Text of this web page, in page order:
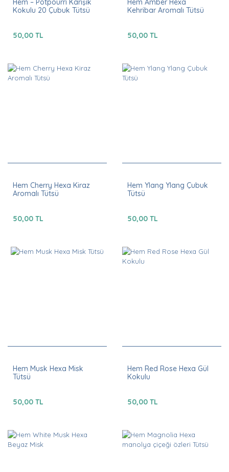
Hem – Potpourri Karışık
Kokulu 20 Çubuk Tütsü
50,00 TL
Hem Amber Hexa
Kehribar Aromalı Tütsü
50,00 TL
Hem Cherry Hexa Kiraz
Aromalı Tütsü
50,00 TL
Hem Ylang Ylang Çubuk
Tütsü
50,00 TL
Hem Musk Hexa Misk
Tütsü
50,00 TL
Hem Red Rose Hexa Gül
Kokulu
50,00 TL